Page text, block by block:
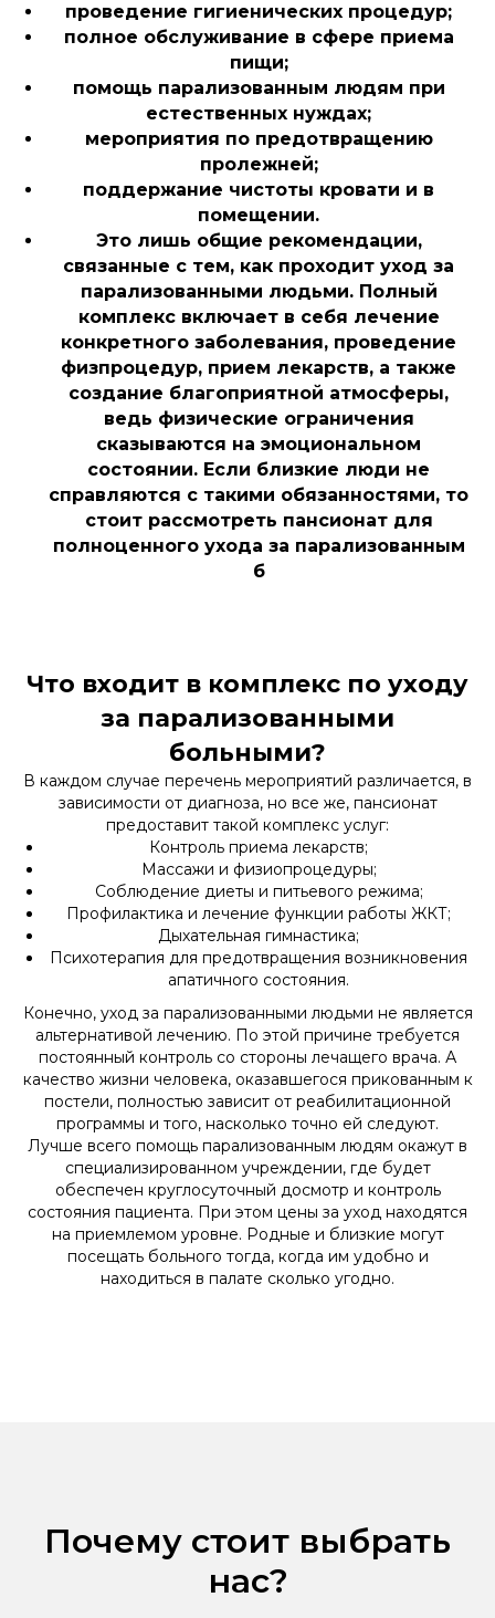
проведение гигиенических процедур;
полное обслуживание в сфере приема
пищи;
помощь парализованным людям при
естественных нуждах;
мероприятия по предотвращению
пролежней;
поддержание чистоты кровати и в
помещении.
Это лишь общие рекомендации,
связанные с тем, как проходит уход за
парализованными людьми. Полный
комплекс включает в себя лечение
конкретного заболевания, проведение
физпроцедур, прием лекарств, а также
создание благоприятной атмосферы,
ведь физические ограничения
сказываются на эмоциональном
состоянии. Если близкие люди не
справляются с такими обязанностями, то
стоит рассмотреть пансионат для
полноценного ухода за парализованным
б
Что входит в комплекс по уходу
за парализованными
больными?
В каждом случае перечень мероприятий различается, в
зависимости от диагноза, но все же, пансионат
предоставит такой комплекс услуг:
Контроль приема лекарств;
Массажи и физиопроцедуры;
Соблюдение диеты и питьевого режима;
Профилактика и лечение функции работы ЖКТ;
Дыхательная гимнастика;
Психотерапия для предотвращения возникновения
апатичного состояния.
Конечно, уход за парализованными людьми не является
альтернативой лечению. По этой причине требуется
постоянный контроль со стороны лечащего врача. А
качество жизни человека, оказавшегося прикованным к
постели, полностью зависит от реабилитационной
программы и того, насколько точно ей следуют.
Лучше всего помощь парализованным людям окажут в
специализированном учреждении, где будет
обеспечен круглосуточный досмотр и контроль
состояния пациента. При этом цены за уход находятся
на приемлемом уровне. Родные и близкие могут
посещать больного тогда, когда им удобно и
находиться в палате сколько угодно.
Почему стоит выбрать
нас?